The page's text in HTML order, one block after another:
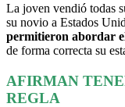
La joven vendió todas
su novio a Estados
permitieron abordar
de forma correcta su
AFIRMAN
REGLA